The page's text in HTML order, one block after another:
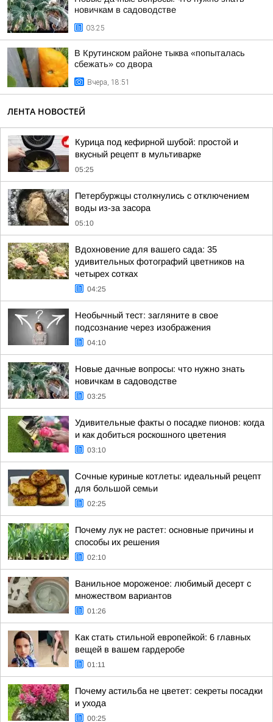
новичкам в садоводстве
03:25
В Крутинском районе тыква «попыталась
сбежать» со двора
Вчера, 18:51
ЛЕНТА НОВОСТЕЙ
Курица под кефирной шубой: простой и
вкусный рецепт в мультиварке
05:25
Петербуржцы столкнулись с отключением
воды из-за засора
05:10
Вдохновение для вашего сада: 35
удивительных фотографий цветников на
четырех сотках
04:25
Необычный тест: загляните в свое
подсознание через изображения
04:10
Новые дачные вопросы: что нужно знать
новичкам в садоводстве
03:25
Удивительные факты о посадке пионов: когда
и как добиться роскошного цветения
03:10
Сочные куриные котлеты: идеальный рецепт
для большой семьи
02:25
Почему лук не растет: основные причины и
способы их решения
02:10
Ванильное мороженое: любимый десерт с
множеством вариантов
01:26
Как стать стильной европейкой: 6 главных
вещей в вашем гардеробе
01:11
Почему астильба не цветет: секреты посадки
и ухода
00:25